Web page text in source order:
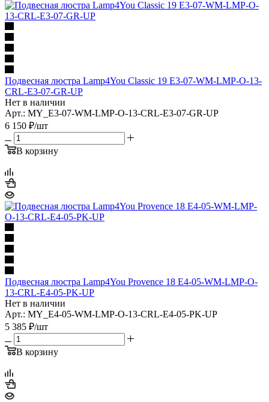
Подвесная люстра Lamp4You Classic 19 E3-07-WM-LMP-O-13-
CRL-E3-07-GR-UP
Нет в наличии
Арт.: MY_E3-07-WM-LMP-O-13-CRL-E3-07-GR-UP
6 150 ₽/шт
В корзину
Подвесная люстра Lamp4You Provence 18 E4-05-WM-LMP-O-
13-CRL-E4-05-PK-UP
Нет в наличии
Арт.: MY_E4-05-WM-LMP-O-13-CRL-E4-05-PK-UP
5 385 ₽/шт
В корзину